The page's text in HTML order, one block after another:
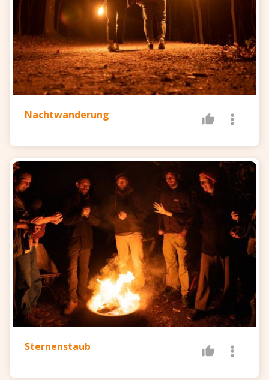
Nachtwanderung
Sternenstaub